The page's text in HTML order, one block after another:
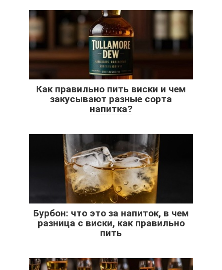
Как правильно пить виски и чем
закусывают разные сорта
напитка?
Бурбон: что это за напиток, в чем
разница с виски, как правильно
пить